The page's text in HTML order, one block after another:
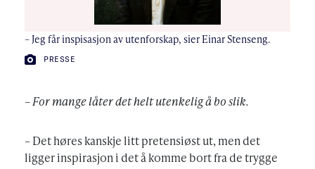
– Jeg får inspisasjon av utenforskap, sier Einar Stenseng.
FOTO:
PRESSE
– For mange låter det helt utenkelig å bo slik.
– Det høres kanskje litt pretensiøst ut, men det
ligger inspirasjon i det å komme bort fra de trygge